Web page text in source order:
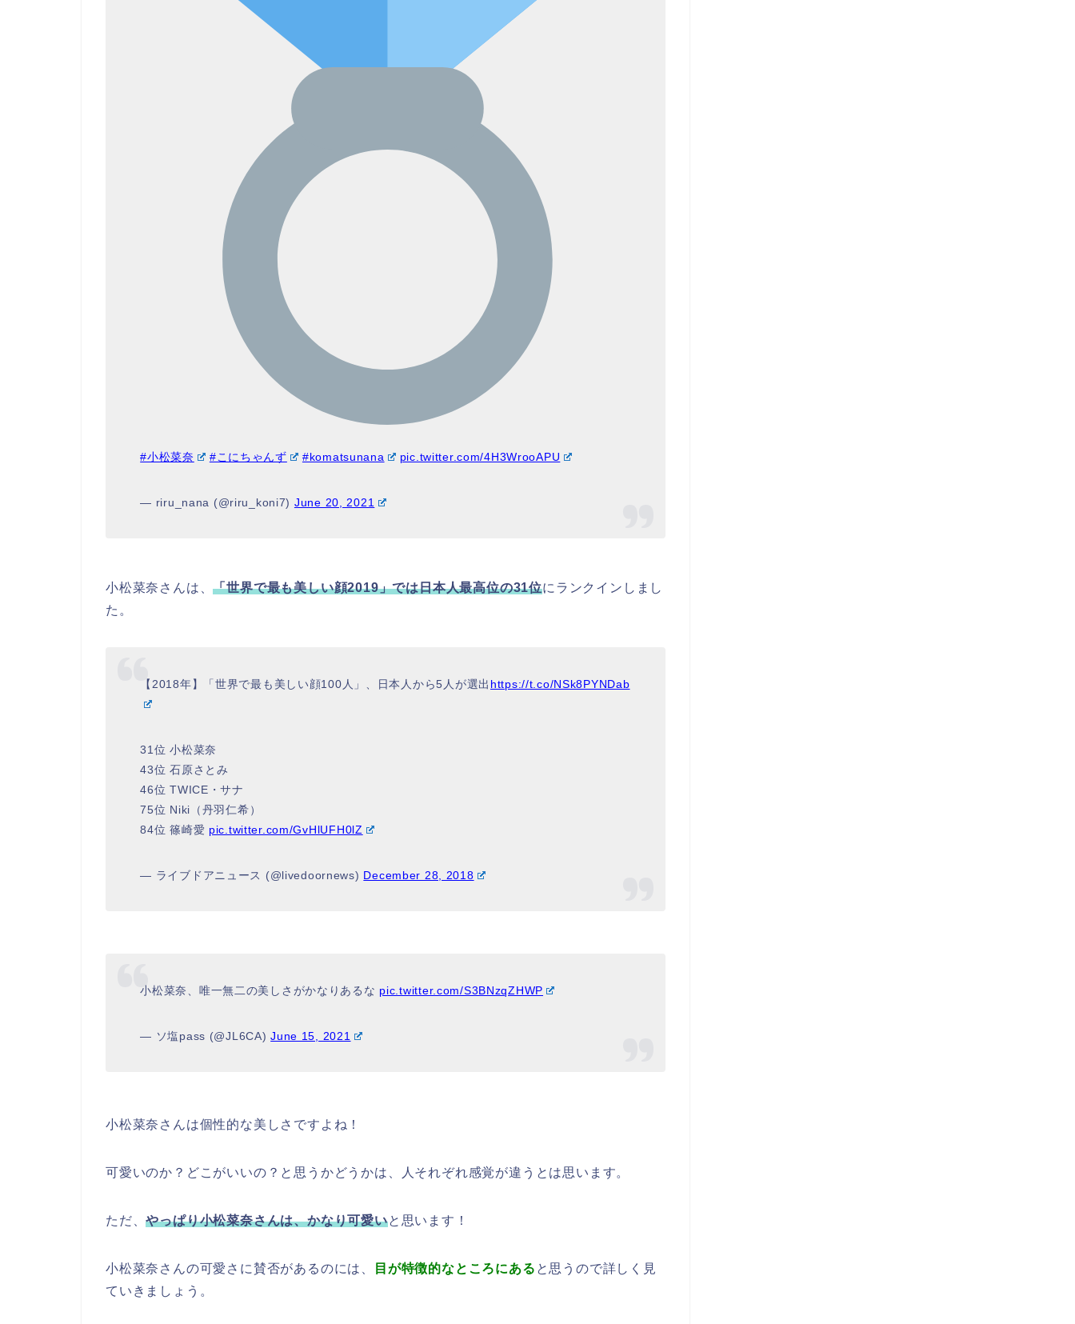
#小松菜奈 #こにちゃんず #komatsunana pic.twitter.com/4H3WrooAPU
— riru_nana (@riru_koni7) June 20, 2021
小松菜奈さんは、「世界で最も美しい顔2019」では日本人最高位の31位にランクインしまし
た。
【2018年】「世界で最も美しい顔100人」、日本人から5人が選出 https://t.co/NSk8PYNDab
31位 小松菜奈
43位 石原さとみ
46位 TWICE・サナ
75位 Niki（丹羽仁希）
84位 篠崎愛 pic.twitter.com/GvHlUFH0lZ
— ライブドアニュース (@livedoornews) December 28, 2018
小松菜奈、唯一無二の美しさがかなりあるな pic.twitter.com/S3BNzqZHWP
— ソ塩pass (@JL6CA)June 15, 2021
小松菜奈さんは個性的な美しさですよね！
可愛いのか？どこがいいの？と思うかどうかは、人それぞれ感覚が違うとは思います。
ただ、やっぱり小松菜奈さんは、かなり可愛いと思います！
小松菜奈さんの可愛さに賛否があるのには、 目が特徴的なところにある と思うので詳しく見
ていきましょう。